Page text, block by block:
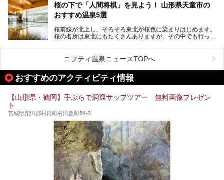
こだわりを持つ施設も増えています。
今回はそんな今話題のサウナが楽しめる、山形県内にあるオ
ススメ温泉・銭湯・スパを10件まとめてご紹介します。
桜の下で「人間将棋」を見よう！ 山形県天童市の
おすすめ温泉5選
桜前線が北上し、そろそろ東北が桜色に染まりはじめます。
桜の名所は東北にもたくさんありますが、その中でも行って
舞鶴山の山頂まで軽いハイキングの気分で登れば、そこでは
なんと「人間将棋」が行われているのです！
「人間将棋」とは昭和31年から毎年春に山形県天童市で行
われている一大イベントで、甲冑や着物姿の武者に扮した人
が描かれ、「坊」こと二海堂氏の甲冑のあまりの似合いっぷ
りに、思わず吹き出してしまった読者もいることでしょう。
2017年は4月22日（土）・23日（日）に舞鶴山の頂上で行
われます。また、23日は「天童百面指し」が行われ、人間
将棋終了後、小学生以上の一般市民がプロ棋士と対局するこ
とができます。
天童市には温泉も多数あるので、桜と人間将棋を見た後はゆ
っくり温泉に浸かってはいかがでしょうか。
ニフティ温泉ニュースTOPへ
おすすめのアクティビティ情報
【山形県・鶴岡】手ぶらで洞窟サップツアー 無料画像プレゼン
ト
宮城県柴田郡村田町村田反町84-3